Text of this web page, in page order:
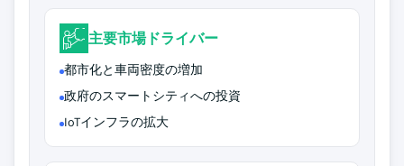
主要市場ドライバー
都市化と車両密度の増加
政府のスマートシティへの投資
IoTインフラの拡大